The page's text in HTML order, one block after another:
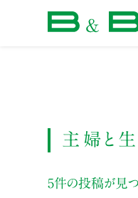
主婦と
5件の投稿が見つ